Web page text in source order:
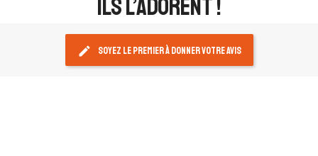
ils l’adorent !
edit Soyez le premier à donner votre avis